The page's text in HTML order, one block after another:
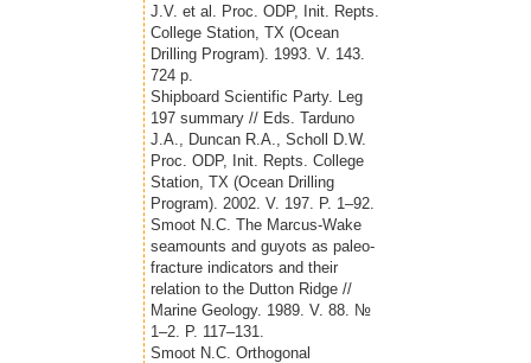
J.V. et al. Proc. ODP, Init. Repts.
College Station, TX (Ocean
Drilling Program). 1993. V. 143.
724 p.
Shipboard Scientific Party. Leg
197 summary // Eds. Tarduno
J.A., Duncan R.A., Scholl D.W.
Proc. ODP, Init. Repts. College
Station, TX (Ocean Drilling
Program). 2002. V. 197. P. 1–92.
Smoot N.C. The Marcus-Wake
seamounts and guyots as paleo-
fracture indicators and their
relation to the Dutton Ridge //
Marine Geology. 1989. V. 88. №
1–2. P. 117–131.
Smoot N.C. Orthogonal